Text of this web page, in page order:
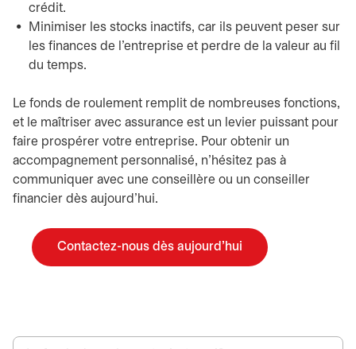
crédit.
Minimiser les stocks inactifs, car ils peuvent peser sur
les finances de l’entreprise et perdre de la valeur au fil
du temps.
Le fonds de roulement remplit de nombreuses fonctions,
et le maîtriser avec assurance est un levier puissant pour
faire prospérer votre entreprise. Pour obtenir un
accompagnement personnalisé, n’hésitez pas à
communiquer avec une conseillère ou un conseiller
financier dès aujourd’hui.
Contactez-nous dès aujourd’hui
s’ouvre dans un nouvel onglet